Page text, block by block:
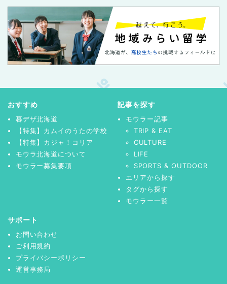
おすすめ
暮デザ北海道
【特集】カムイのうたの学校
【特集】カジャ！コリア
モウラ北海道について
モウラー募集要項
記事を探す
モウラー記事
TRIP & EAT
CULTURE
LIFE
SPORTS & OUTDOOR
エリアから探す
タグから探す
モウラー一覧
サポート
お問い合わせ
ご利用規約
プライバシーポリシー
運営事務局